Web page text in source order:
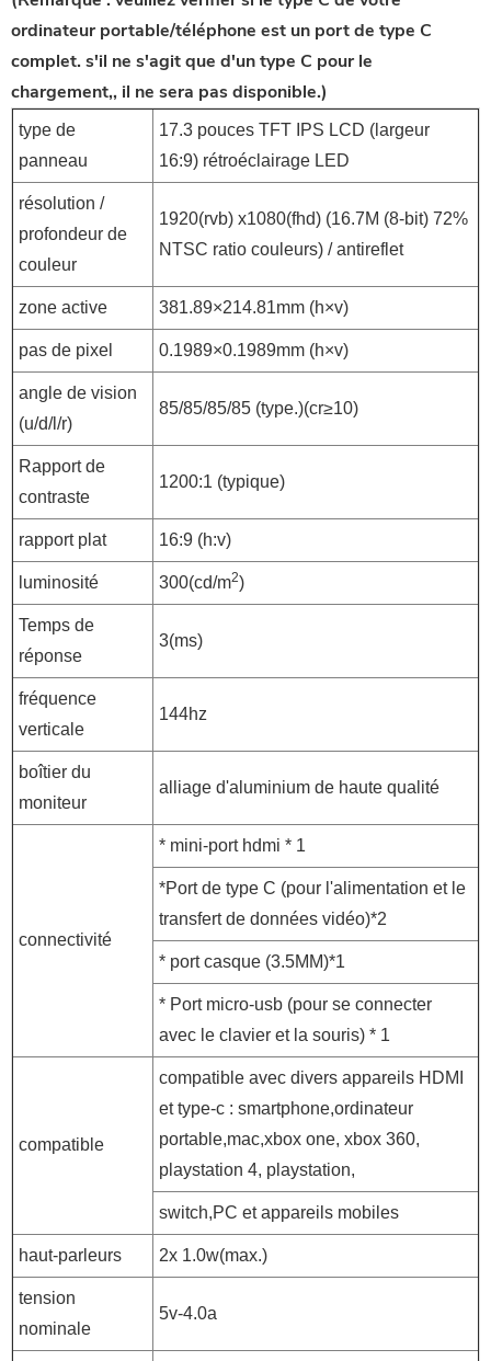
ordinateur portable/téléphone est un port de type C
complet. s'il ne s'agit que d'un type C pour le
chargement,, il ne sera pas disponible.)
type de
panneau
17.3 pouces TFT IPS LCD (largeur
16:9) rétroéclairage LED
résolution /
profondeur de
couleur
1920(rvb) x1080(fhd) (16.7M (8-bit) 72%
NTSC ratio couleurs) / antireflet
zone active 381.89×214.81mm (h×v)
pas de pixel 0.1989×0.1989mm (h×v)
angle de vision
(u/d/l/r)
85/85/85/85 (type.)(cr≥10)
Rapport de
contraste
1200:1 (typique)
rapport plat 16:9 (h:v)
luminosité 300(cd/m2)
Temps de
réponse
3(ms)
fréquence
verticale
144hz
boîtier du
moniteur
alliage d'aluminium de haute qualité
connectivité
* mini-port hdmi * 1
*Port de type C (pour l'alimentation et le
transfert de données vidéo)*2
* port casque (3.5MM)*1
* Port micro-usb (pour se connecter
avec le clavier et la souris) * 1
compatible
compatible avec divers appareils HDMI
et type-c : smartphone,ordinateur
portable,mac,xbox one, xbox 360,
playstation 4, playstation,
switch,PC et appareils mobiles
haut-parleurs 2x 1.0w(max.)
tension
nominale
5v-4.0a